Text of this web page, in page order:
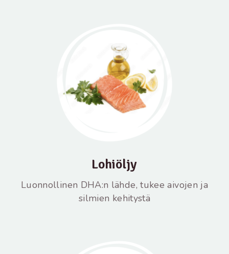
Lohiöljy
Luonnollinen DHA:n lähde, tukee aivojen ja
silmien kehitystä